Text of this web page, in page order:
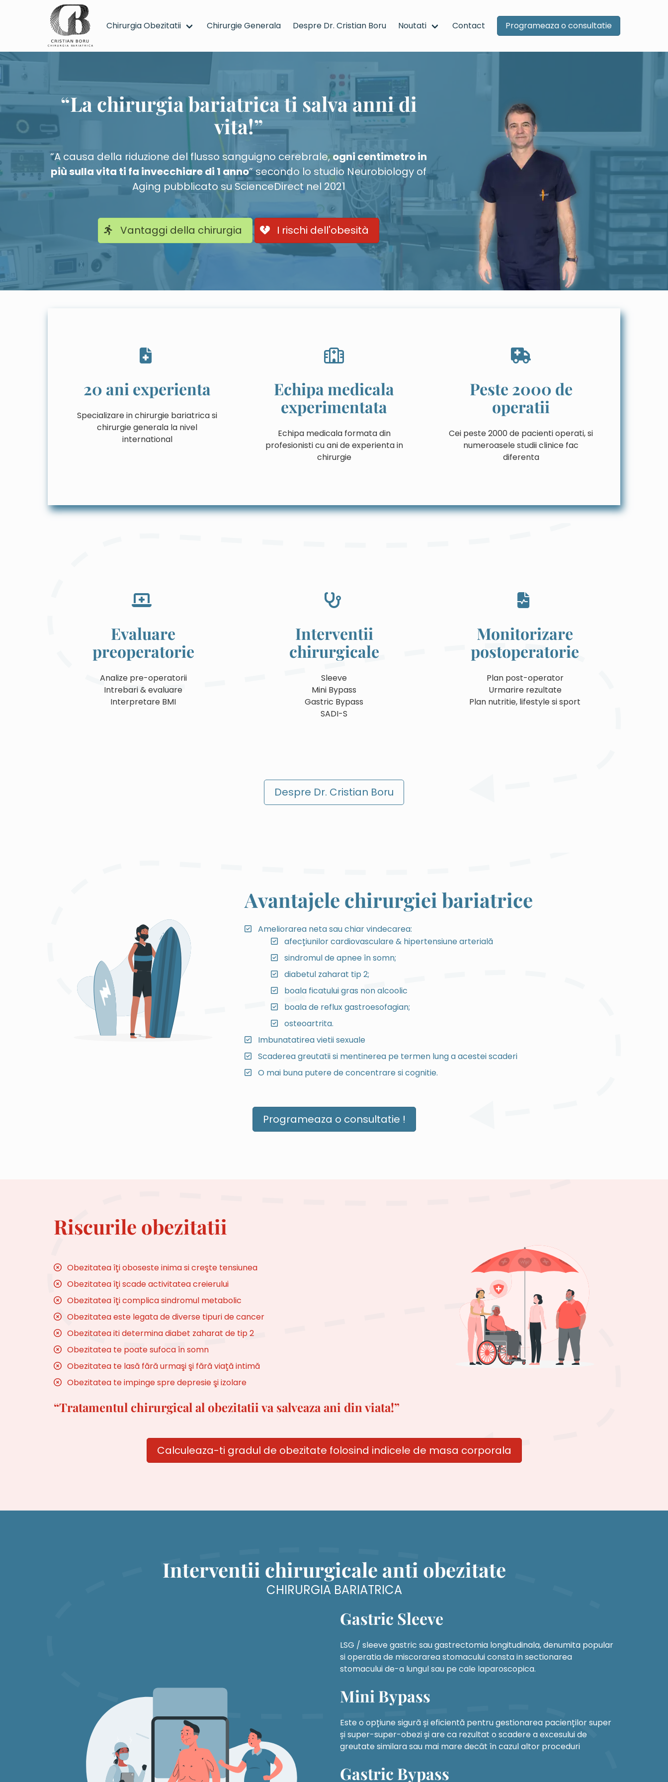
Chirurgia Bariatrica - Tratamentul chirurgical va salveaza ani din viata! - mergi la pagina principala
Chirurgia Obezitatii Chirurgie Generala Despre Dr. Cristian Boru Noutati Contact Programeaza o consultatie
“La chirurgia bariatrica ti salva anni di
vita!”
“A causa della riduzione del flusso sanguigno cerebrale,ogni centimetro in
più sulla vita ti fa invecchiare di 1 anno” secondo lo studio Neurobiology of
Aging pubblicato su ScienceDirect nel 2021
Vantaggi della chirurgia I rischi dell'obesità
20 ani experienta
Specializare in chirurgie bariatrica si
chirurgie generala la nivel
international
Echipa medicala
experimentata
Echipa medicala formata din
profesionisti cu ani de experienta in
chirurgie
Peste 2000 de
operatii
Cei peste 2000 de pacienti operati, si
numeroasele studii clinice fac
diferenta
Evaluare
preoperatorie
Analize pre-operatorii
Intrebari & evaluare
Interpretare BMI
Interventii
chirurgicale
Sleeve
Mini Bypass
Gastric Bypass
SADI-S
Monitorizare
postoperatorie
Plan post-operator
Urmarire rezultate
Plan nutritie, lifestyle si sport
Despre Dr. Cristian Boru
Avantajele chirurgiei bariatrice
Ameliorarea neta sau chiar vindecarea:
afecțiunilor cardiovasculare & hipertensiune arterială
sindromul de apnee în somn;
diabetul zaharat tip 2;
boala ficatului gras non alcoolic
boala de reflux gastroesofagian;
osteoartrita.
Imbunatatirea vietii sexuale
Scaderea greutatii si mentinerea pe termen lung a acestei scaderi
O mai buna putere de concentrare si cognitie.
Programeaza o consultatie !
Riscurile obezitatii
Obezitatea îţi oboseste inima si creşte tensiunea
Obezitatea îţi scade activitatea creierului
Obezitatea îţi complica sindromul metabolic
Obezitatea este legata de diverse tipuri de cancer
Obezitatea iti determina diabet zaharat de tip 2
Obezitatea te poate sufoca în somn
Obezitatea te lasă fără urmaşi şi fără viaţă intimă
Obezitatea te impinge spre depresie şi izolare
“Tratamentul chirurgical al obezitatii va salveaza ani din viata!”
Calculeaza-ti gradul de obezitate folosind indicele de masa corporala
Interventii chirurgicale anti obezitate
CHIRURGIA BARIATRICA
Gastric Sleeve
LSG / sleeve gastric sau gastrectomia longitudinala, denumita popular
si operatia de miscorarea stomacului consta in sectionarea
stomacului de-a lungul sau pe cale laparoscopica.
Mini Bypass
Este o opțiune sigură și eficientă pentru gestionarea pacienților super
și super-super-obezi și are ca rezultat o scadere a excesului de
greutate similara sau mai mare decât în ​​cazul altor proceduri
Gastric Bypass